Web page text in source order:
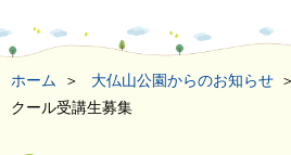
ホーム 大仏山公園からのお知らせ
クール受講生募集